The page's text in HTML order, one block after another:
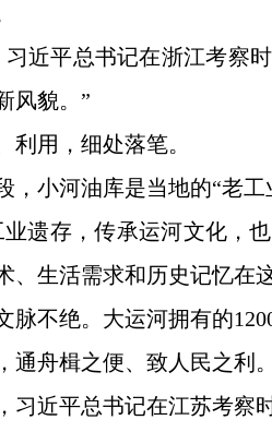
习近平总书记在浙江考察
风貌。”
利用，细处落笔。
，小河油库是当地的“老
业遗存，传承运河文化，
、生活需求和历史记忆在
脉不绝。大运河拥有的
通舟楫之便、致人民之利
习近平总书记在江苏考